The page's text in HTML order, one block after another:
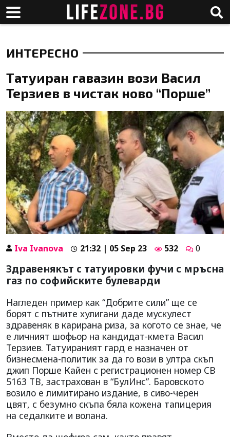
ИНТЕРЕСНО
Татуиран гавазин вози Васил
Терзиев в чистак ново “Порше”
Iva Ivanova 21:32 | 05 Sep 23 532 0
Здравенякът с татуировки фучи с мръсна
газ по софийските булеварди
Нагледен пример как “Добрите сили” ще се
борят с пътните хулигани даде мускулест
здравеняк в карирана риза, за когото се знае, че
е личният шофьор на кандидат-кмета Васил
Терзиев. Татуираният гард е назначен от
бизнесмена-политик за да го вози в ултра скъп
джип Порше Кайен с регистрационен номер CB
5163 TB, застрахован в “БулИнс”. Баровското
возило е лимитирано издание, в сиво-черен
цвят, с безумно скъпа бяла кожена тапицерия
на седалките и волана.